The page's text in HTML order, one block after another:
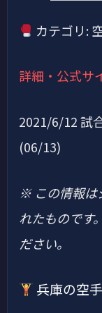
カテゴリ:
詳細・公式サ
2021/6/12 試
(06/13)
※ この情報は
れたものです
ださい。
兵庫の空